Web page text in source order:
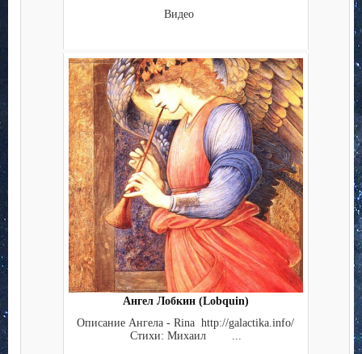
Видео
Ангел Лобкин (Lobquin)
Описание Ангела - Rina http://galactika.info/
Стихи: Михаил ...